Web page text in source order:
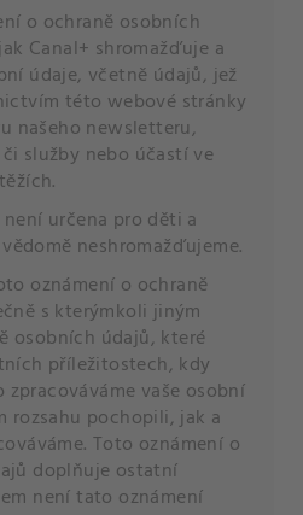
o ochraně osobních
Canal+ shromažďuje a
údaje, včetně údajů, jež
této webové stránky
našeho newsletteru,
služby nebo účastí ve
určena pro děti a
neshromažďujeme.
oznámení o ochraně
s kterýmkoli jiným
osobních údajů, které
příležitostech, kdy
vaše osobní
rozsahu pochopili, jak a
Toto oznámení o
doplňuje ostatní
není tato oznámení